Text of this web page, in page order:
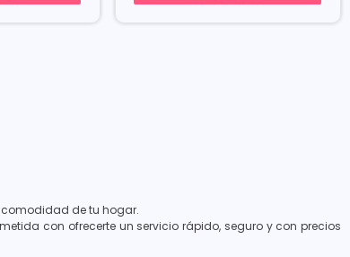
comodidad de tu hogar.
con ofrecerte un servicio rápido, seguro y con precios